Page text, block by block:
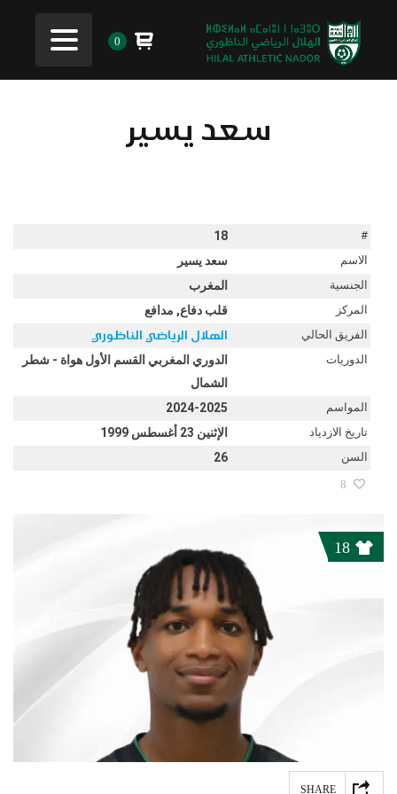
0
سعد يسير
#
18
الاسم سعد يسير
الجنسية المغرب
المركز قلب دفاع, مدافع
الفريق الحالي الهلال الرياضي الناظوري
الدوريات
الدوري المغربي القسم الأول هواة - شطر
الشمال
المواسم 2024-2025
تاريخ الازدياد الإثنين 23 أغسطس 1999
السن 26
8
18
SHARE